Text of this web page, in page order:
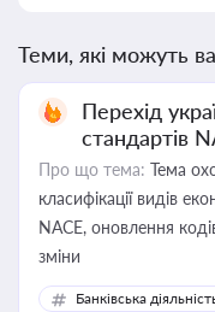
Теми, які можуть
Перехід
стандартів
Про що тема: Тема
класифікації видів
NACE, оновлення
зміни
Банківська